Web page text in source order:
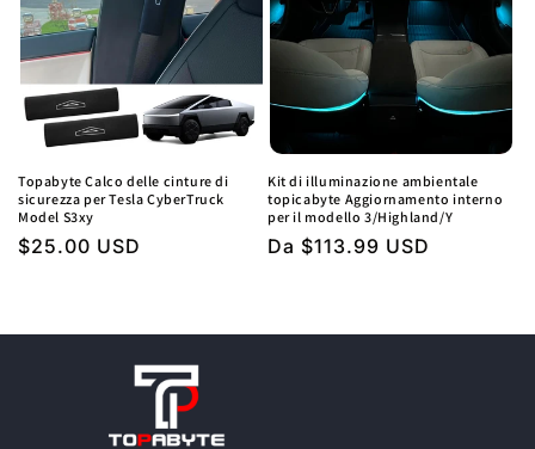
Topabyte Calco delle cinture di
sicurezza per Tesla CyberTruck
Model S3xy
Prezzo
$25.00 USD
Kit di illuminazione ambientale
topicabyte Aggiornamento interno
per il modello 3/Highland/Y
Prezzo
Da $113.99 USD